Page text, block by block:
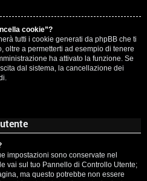
cookie”?
tutti i cookie generati da phpBB che ti
oltre a permetterti ad esempio di tenere
ha attivato la funzione. Se
dal sistema, la cancellazione dei
impostazioni sono conservate nel
vai sul tuo Pannello di Controllo Utente;
ma questo potrebbe non essere